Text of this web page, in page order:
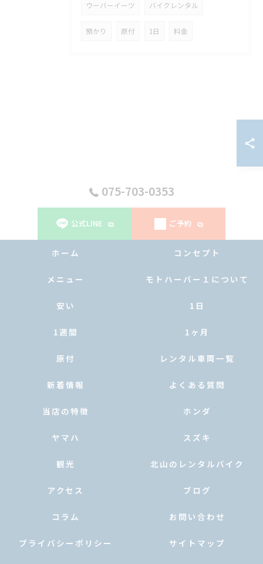
ウーバーイーツ バイクレンタル
預かり 原付 1日 料金
075-703-0353
公式LINE ご予約
ホーム コンセプト
メニュー モトハーバー１について
安い 1日
1週間 1ヶ月
原付 レンタル車両一覧
新着情報 よくある質問
当店の特徴 ホンダ
ヤマハ スズキ
観光 北山のレンタルバイク
アクセス ブログ
コラム お問い合わせ
プライバシーポリシー サイトマップ